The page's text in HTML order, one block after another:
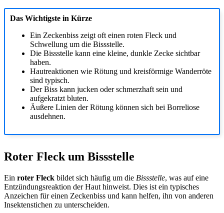
Das Wichtigste in Kürze
Ein Zeckenbiss zeigt oft einen roten Fleck und
Schwellung um die Bissstelle.
Die Bissstelle kann eine kleine, dunkle Zecke sichtbar
haben.
Hautreaktionen wie Rötung und kreisförmige Wanderröte
sind typisch.
Der Biss kann jucken oder schmerzhaft sein und
aufgekratzt bluten.
Äußere Linien der Rötung können sich bei Borreliose
ausdehnen.
Roter Fleck um Bissstelle
Ein roter Fleck bildet sich häufig um die Bissstelle, was auf eine
Entzündungsreaktion der Haut hinweist. Dies ist ein typisches
Anzeichen für einen Zeckenbiss und kann helfen, ihn von anderen
Insektenstichen zu unterscheiden.